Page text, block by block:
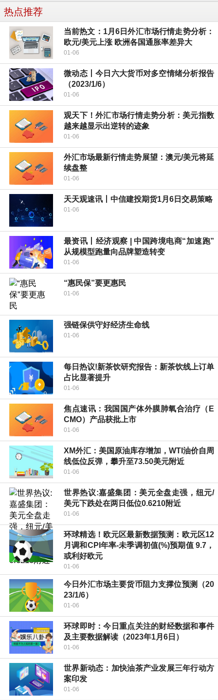
热点推荐
当前热文：1月6日外汇市场行情走势分析：
欧元/美元上涨 欧洲各国通胀率差异大
01-06
微动态丨今日六大货币对多空情绪分析报告
（2023/1/6）
01-06
观天下！外汇市场行情走势分析：美元指数
越来越显示出逆转的迹象
01-06
外汇市场最新行情走势展望：澳元/美元将延
续盘整
01-06
天天观速讯丨中信建投期货1月6日交易策略
01-06
最资讯丨经济观察 | 中国跨境电商“加速跑”
从规模型跑量向品牌塑造转变
01-06
“惠民保”要更惠民
01-06
强链保供守好经济生命线
01-06
每日热议!新茶饮研究报告：新茶饮线上订单
占比显著提升
01-06
焦点速讯：我国国产体外膜肺氧合治疗（E
CMO）产品获批上市
01-06
XM外汇：美国原油库存增加，WTI油价自周
线低位反弹，攀升至73.50美元附近
01-06
世界热议:嘉盛集团：美元全盘走强，纽元/
美元下跌处在两日低位0.6210附近
01-06
环球精选！欧元区最新数据预测：欧元区12
月调和CPI年率-未季调初值(%)预期值 9.7，
或利好欧元
01-06
今日外汇市场主要货币阻力支撑位预测（20
23/1/6）
01-06
环球即时：今日重点关注的财经数据和事件
及主要数据解读（2023年1月6日）
01-06
世界新动态：加快油茶产业发展三年行动方
案印发
01-06